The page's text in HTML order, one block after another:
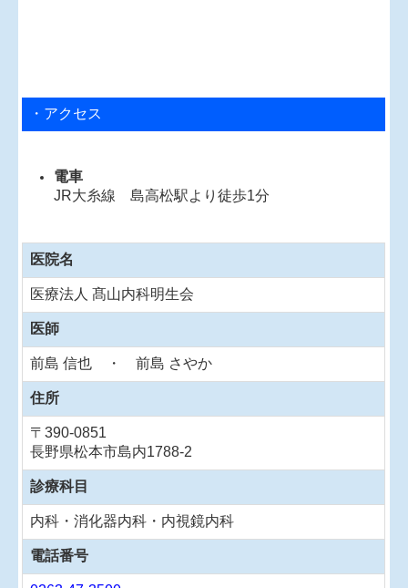
・アクセス
電車
JR大糸線 島高松駅より徒歩1分
医院名
医療法人髙山内科明生会
医師
前島 信也 ・前島 さやか
住所
〒390-0851
長野県松本市島内1788-2
診療科目
内科・消化器内科・内視鏡内科
電話番号